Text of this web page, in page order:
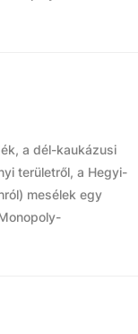
a dél-kaukázusi
területről, a Hegyi-
mesélek egy